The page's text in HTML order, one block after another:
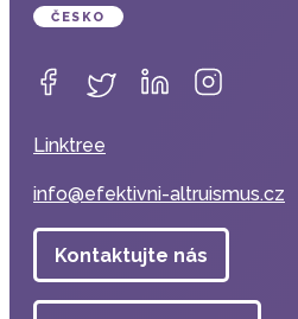
ČESKO
Linktree
info@efektivni-altruismus.cz
Kontaktujte nás